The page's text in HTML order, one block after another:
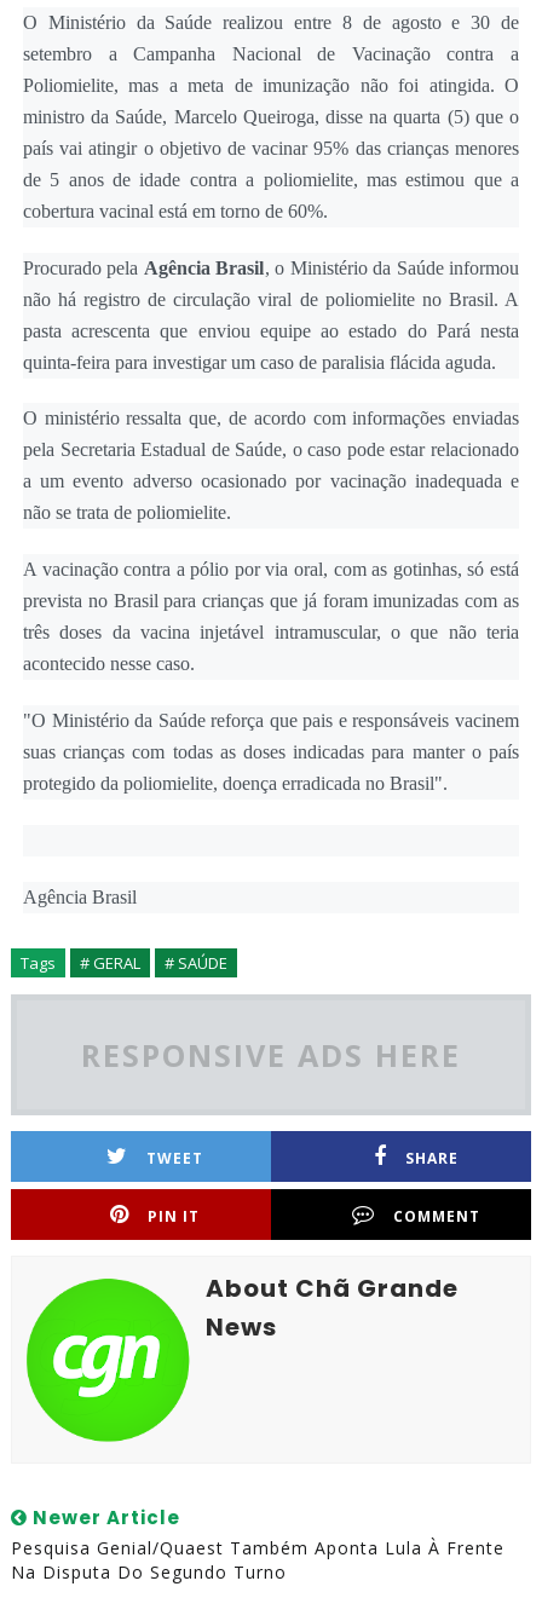
O Ministério da Saúde realizou entre 8 de agosto e 30 de
setembro a Campanha Nacional de Vacinação contra a
Poliomielite, mas a meta de imunização não foi atingida. O
ministro da Saúde, Marcelo Queiroga, disse na quarta (5) que o
país vai atingir o objetivo de vacinar 95% das crianças menores
de 5 anos de idade contra a poliomielite, mas estimou que a
cobertura vacinal está em torno de 60%.
Procurado pela Agência Brasil, o Ministério da Saúde informou
não há registro de circulação viral de poliomielite no Brasil. A
pasta acrescenta que enviou equipe ao estado do Pará nesta
quinta-feira para investigar um caso de paralisia flácida aguda.
O ministério ressalta que, de acordo com informações enviadas
pela Secretaria Estadual de Saúde, o caso pode estar relacionado
a um evento adverso ocasionado por vacinação inadequada e
não se trata de poliomielite.
A vacinação contra a pólio por via oral, com as gotinhas, só está
prevista no Brasil para crianças que já foram imunizadas com as
três doses da vacina injetável intramuscular, o que não teria
acontecido nesse caso.
"O Ministério da Saúde reforça que pais e responsáveis vacinem
suas crianças com todas as doses indicadas para manter o país
protegido da poliomielite, doença erradicada no Brasil".
Agência Brasil
Tags # GERAL # SAÚDE
RESPONSIVE ADS HERE
TWEET SHARE
PIN IT COMMENT
About Chã Grande
News
Newer Article
Pesquisa Genial/Quaest Também Aponta Lula À Frente
Na Disputa Do Segundo Turno